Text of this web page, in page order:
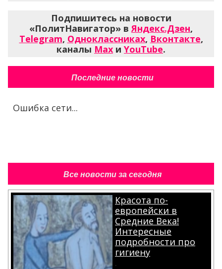
Подпишитесь на новости
«ПолитНавигатор» вЯндекс.Дзен,
Telegram, Одноклассниках, Вконтакте,
каналы Max и YouTube.
Последние новости
Ошибка сети...
Все новости за сегодня
Красота по-
европейски в
Средние Века!
Интересные
подробности про
гигиену
.